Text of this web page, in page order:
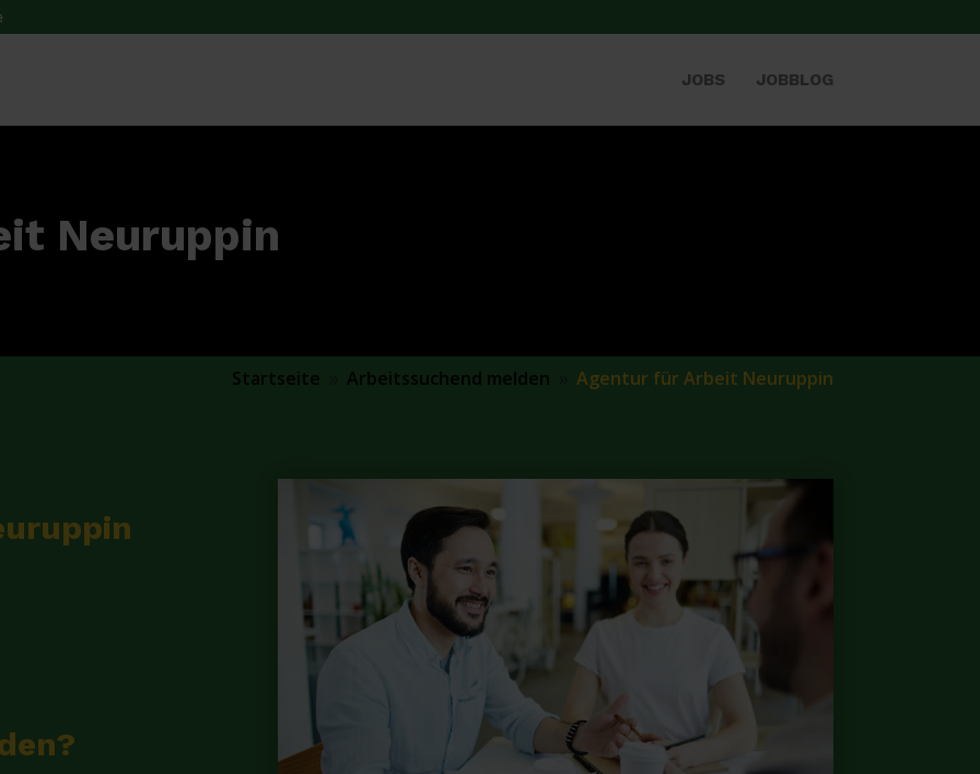
JOBS JOBBLOG
Neuruppin
Startseite Arbeitssuchend melden Agentur für Arbeit Neuruppin